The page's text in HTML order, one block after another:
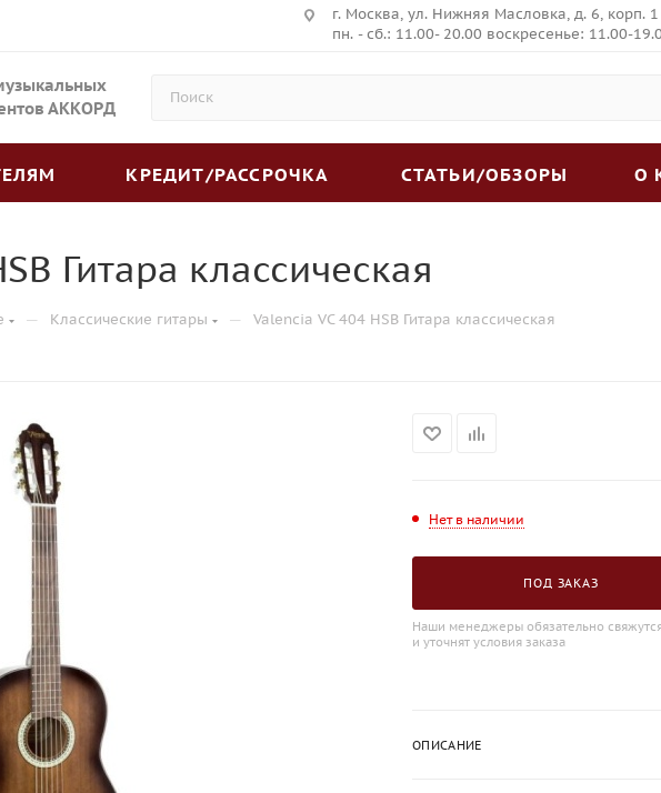
г. Москва, ул. Нижняя Масловка, д. 6, корп. 1
пн. - сб.: 11.00- 20.00 воскресенье: 11.00-
АККОРД
КРЕДИТ/РАССРОЧКА СТАТЬИ/ОБЗОРЫ О
Гитара классическая
— Классические гитары — Valencia VC 404 HSB Гитара классическая
Нет в наличии
ПОД ЗАКАЗ
Наши менеджеры обязательно
и уточнят условия заказа
ОПИСАНИЕ